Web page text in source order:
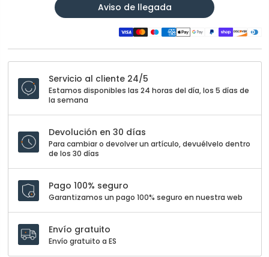
Aviso de llegada
Servicio al cliente 24/5
Estamos disponibles las 24 horas del día, los 5 días de
la semana
Devolución en 30 días
Para cambiar o devolver un artículo, devuélvelo dentro
de los 30 días
Pago 100% seguro
Garantizamos un pago 100% seguro en nuestra web
Envío gratuito
Envío gratuito a ES